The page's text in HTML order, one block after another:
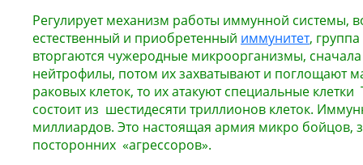
Регулирует механизм работы иммунной системы,
естественный и приобретенный иммунитет,
вторгаются чужеродные микроорганизмы,
нейтрофилы, потом их захватывают и поглощают
раковых клеток, то их атакуют специальные
состоит из шестидесяти триллионов клеток.
миллиардов. Это настоящая армия микро
посторонних «агрессоров».